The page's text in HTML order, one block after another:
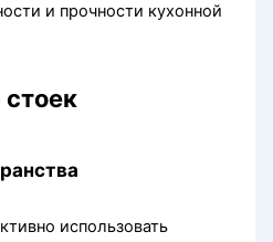
и прочности кухонной
использовать